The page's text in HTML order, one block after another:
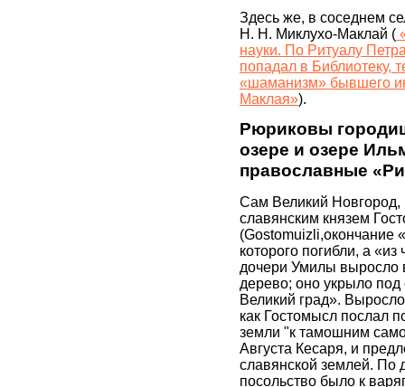
Здесь же, в соседнем
Н. Н. Миклухо-Маклай (
науки. По Ритуалу
попадал в Библиотеку,
«шаманизм» бывшего
Маклая»).
Рюриковы
озере и озере
православные
Сам Великий Новгород,
славянским князем
(Gostomuizli,окончание
которого погибли, а
дочери Умилы выросло
дерево; оно укрыло под
Великий град».
как Гостомысл послал
земли "к тамошним
Августа Кесаря, и
славянской землей. По
посольство было к